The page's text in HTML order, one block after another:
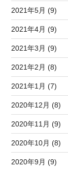
2021年5月 (9)
2021年4月 (9)
2021年3月 (9)
2021年2月 (8)
2021年1月 (7)
2020年12月 (8)
2020年11月 (9)
2020年10月 (8)
2020年9月 (9)